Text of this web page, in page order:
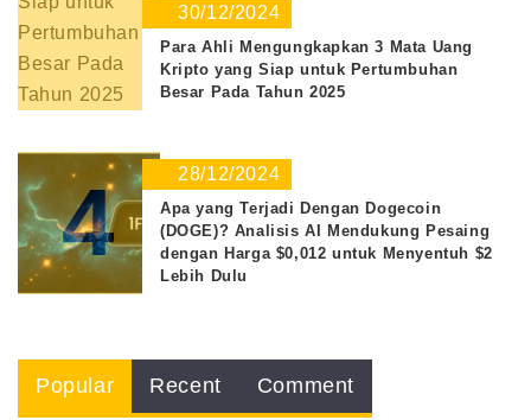
30/12/2024
Para Ahli Mengungkapkan 3 Mata Uang
Kripto yang Siap untuk Pertumbuhan
Besar Pada Tahun 2025
4 28/12/2024
Apa yang Terjadi Dengan Dogecoin
(DOGE)? Analisis AI Mendukung Pesaing
dengan Harga $0,012 untuk Menyentuh $2
Lebih Dulu
Popular Recent Comment